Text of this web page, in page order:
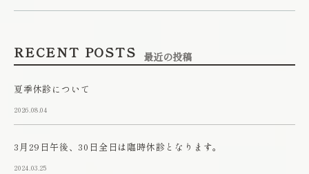
RECENT POSTS 最近の投稿
夏季休診について
2026.08.04
3月29日午後、30日全日は臨時休診となります。
2024.03.25